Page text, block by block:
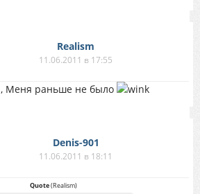
Realism
11.06.2011 в 17:55
, Меня раньше не было
Denis-901
11.06.2011 в 18:11
Quote(Realism)